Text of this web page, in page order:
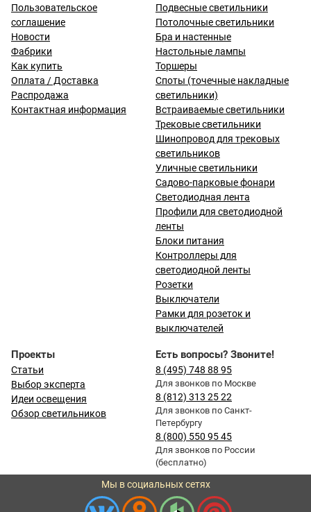
Пользовательское
соглашение
Новости
Фабрики
Как купить
Оплата / Доставка
Распродажа
Контактная информация
Подвесные светильники
Потолочные светильники
Бра и настенные
Настольные лампы
Торшеры
Споты (точечные накладные
светильники)
Встраиваемые светильники
Трековые светильники
Шинопровод для трековых
светильников
Уличные светильники
Садово-парковые фонари
Светодиодная лента
Профили для светодиодной
ленты
Блоки питания
Контроллеры для
светодиодной ленты
Розетки
Выключатели
Рамки для розеток и
выключателей
Проекты
Статьи
Выбор эксперта
Идеи освещения
Обзор светильников
Есть вопросы? Звоните!
8 (495) 748 88 95
Для звонков по Москве
8 (812) 313 25 22
Для звонков по Санкт-
Петербургу
8 (800) 550 95 45
Для звонков по России
(бесплатно)
Мы в социальных сетях